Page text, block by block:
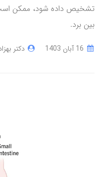
تشخیص داده شود، ممکن است
بین برد.
دکتر